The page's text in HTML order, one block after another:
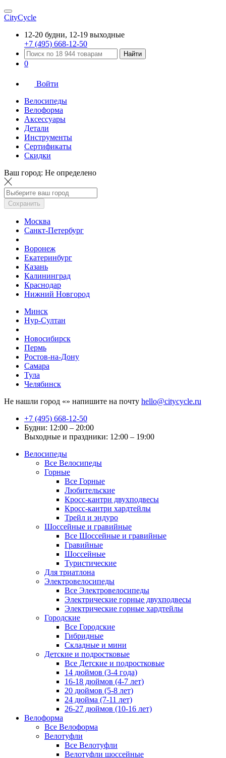
CityCycle
12-20 будни, 12-19 выходные
+7 (495) 668-12-50
Найти
0
Войти
Велосипеды
Велоформа
Аксессуары
Детали
Инструменты
Сертификаты
Скидки
Ваш город: Не определено
Сохранить
Москва
Санкт-Петербург
Воронеж
Екатеринбург
Казань
Калининград
Краснодар
Нижний Новгород
Минск
Нур-Султан
Новосибирск
Пермь
Ростов-на-Дону
Самара
Тула
Челябинск
Не нашли город «» напишите на почту hello@citycycle.ru
+7 (495) 668-12-50
Будни: 12:00 – 20:00
Выходные и праздники: 12:00 – 19:00
Велосипеды
Все Велосипеды
Горные
Все Горные
Любительские
Кросс-кантри двухподвесы
Кросс-кантри хардтейлы
Трейл и эндуро
Шоссейные и гравийные
Все Шоссейные и гравийные
Гравийные
Шоссейные
Туристические
Для триатлона
Электровелосипеды
Все Электровелосипеды
Электрические горные двухподвесы
Электрические горные хардтейлы
Городские
Все Городские
Гибридные
Складные и мини
Детские и подростковые
Все Детские и подростковые
14 дюймов (3-4 года)
16-18 дюймов (4-7 лет)
20 дюймов (5-8 лет)
24 дюйма (7-11 лет)
26-27 дюймов (10-16 лет)
Велоформа
Все Велоформа
Велотуфли
Все Велотуфли
Велотуфли шоссейные